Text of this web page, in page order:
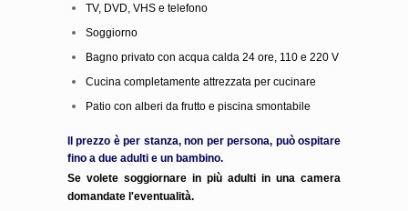
TV, DVD, VHS e telefono
Soggiorno
Bagno privato con acqua calda 24 ore, 110 e 220 V
Cucina completamente attrezzata per cucinare
Patio con alberi da frutto e piscina smontabile
Il prezzo è per stanza, non per persona, può ospitare
fino a due adulti e un bambino.
Se volete soggiornare in più adulti in una camera
domandate l'eventualità.